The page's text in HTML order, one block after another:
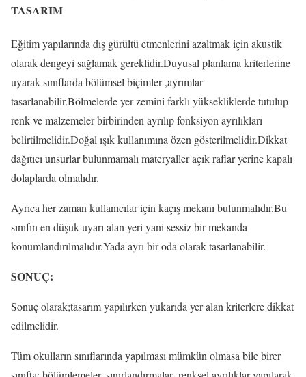
TASARIM
Eğitim yapılarında dış gürültü etmenlerini azaltmak için akustik
olarak dengeyi sağlamak gereklidir.Duyusal planlama kriterlerine
uyarak sınıflarda bölümsel biçimler ,ayrımlar
tasarlanabilir.Bölmelerde yer zemini farklı yüksekliklerde tutulup
renk ve malzemeler birbirinden ayrılıp fonksiyon ayrılıkları
belirtilmelidir.Doğal ışık kullanımına özen gösterilmelidir.Dikkat
dağıtıcı unsurlar bulunmamalı materyaller açık raflar yerine kapalı
dolaplarda olmalıdır.
Ayrıca her zaman kullanıcılar için kaçış mekanı bulunmalıdır.Bu
sınıfın en düşük uyarı alan yeri yani sessiz bir mekanda
konumlandırılmalıdır.Yada ayrı bir oda olarak tasarlanabilir.
SONUÇ:
Sonuç olarak;tasarım yapılırken yukarıda yer alan kriterlere dikkat
edilmelidir.
Tüm okulların sınıflarında yapılması mümkün olmasa bile birer